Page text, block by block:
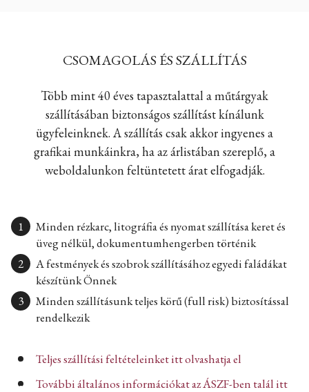
CSOMAGOLÁS ÉS SZÁLLÍTÁS
Több mint 40 éves tapasztalattal a műtárgyak
szállításában biztonságos szállítást kínálunk
ügyfeleinknek. A szállítás csak akkor ingyenes a
grafikai munkáinkra, ha az árlistában szereplő, a
weboldalunkon feltüntetett árat elfogadják.
Minden rézkarc, litográfia és nyomat szállítása keret és
üveg nélkül, dokumentumhengerben történik
A festmények és szobrok szállításához egyedi faládákat
készítünk Önnek
Minden szállításunk teljes körű (full risk) biztosítással
rendelkezik
Teljes szállítási feltételeinket itt olvashatja el
További általános információkat az ÁSZF-ben talál itt